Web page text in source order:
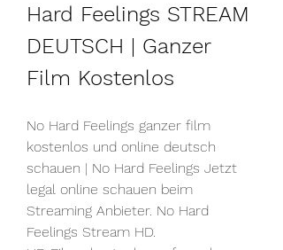
Hard Feelings STREAM
DEUTSCH | Ganzer
Film Kostenlos
No Hard Feelings ganzer film
kostenlos und online deutsch
schauen | No Hard Feelings Jetzt
legal online schauen beim
Streaming Anbieter. No Hard
Feelings Stream HD.